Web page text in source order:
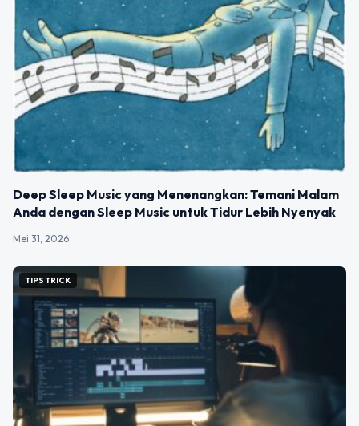
Deep Sleep Music yang Menenangkan: Temani Malam
Anda dengan Sleep Music untuk Tidur Lebih Nyenyak
Mei 31, 2026
TIPS TRICK